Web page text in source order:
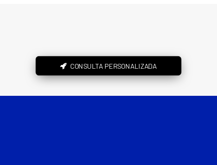
CONSULTA PERSONALIZADA